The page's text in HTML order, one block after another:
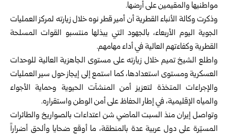
مواطنيها والمقيمين على أرضها.
وذكرت وكالة الأنباء القطرية أن أمير قطر نوه خلال زيارته لمركز العمليات
الجوية اليوم الأربعاء، بالجهود التي يبذلها منتسبو القوات المسلحة
القطرية وكفاءتهم العالية في أداء مهامهم.
واطلع الشيخ تميم خلال زيارته على مستوى الجاهزية العالية للوحدات
العسكرية ومستوى استعدادها، كما استمع إلى إيجاز حول سير العمليات
والإجراءات المتخذة لتعزيز أمن المنشآت الحيوية وحماية الأجواء
والمياه الإقليمية، في إطار الحفاظ على أمن الوطن واستقراره.
وتواصل إيران منذ السبت الماضي شن اعتداءات بالصواريخ والطائرات
المسيّرة على دول عربية عدة بالمنطقة، ما أوقع ضحايا وألحق أضراراً